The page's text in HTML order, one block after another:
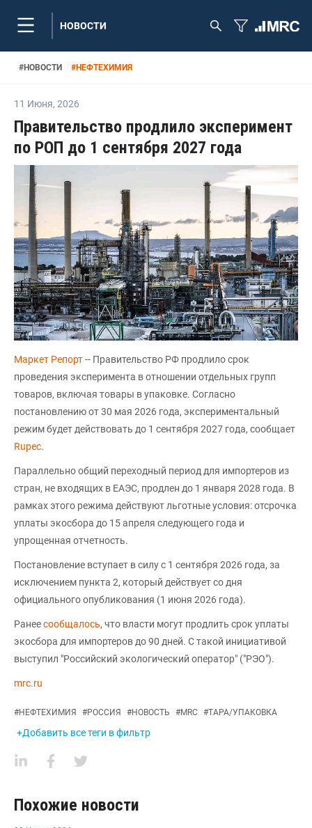
НОВОСТИ
#НОВОСТИ #НЕФТЕХИМИЯ
11 Июня, 2026
Правительство продлило эксперимент
по РОП до 1 сентября 2027 года
Маркет Репорт-- Правительство РФ продлило срок
проведения эксперимента в отношении отдельных групп
товаров, включая товары в упаковке. Согласно
постановлению от 30 мая 2026 года, экспериментальный
режим будет действовать до 1 сентября 2027 года, сообщает
Rupec.
Параллельно общий переходный период для импортеров из
стран, не входящих в ЕАЭС, продлен до 1 января 2028 года. В
рамках этого режима действуют льготные условия: отсрочка
уплаты экосбора до 15 апреля следующего года и
упрощенная отчетность.
Постановление вступает в силу с 1 сентября 2026 года, за
исключением пункта 2, который действует со дня
официального опубликования (1 июня 2026 года).
Ранеесообщалось, что власти могут продлить срок уплаты
экосбора для импортеров до 90 дней. С такой инициативой
выступил "Российский экологический оператор" ("РЭО").
mrc.ru
#НЕФТЕХИМИЯ #РОССИЯ #НОВОСТЬ #MRC #ТАРА/УПАКОВКА
+Добавить все теги в фильтр
Похожие новости